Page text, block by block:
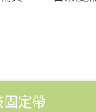
定帶